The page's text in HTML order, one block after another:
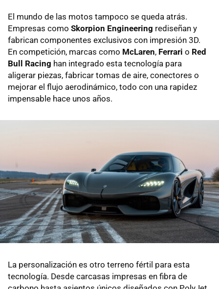
El mundo de las motos tampoco se queda atrás.
Empresas como Skorpion Engineering rediseñan y
fabrican componentes exclusivos con impresión 3D.
En competición, marcas como McLaren, Ferrari o Red
Bull Racing han integrado esta tecnología para
aligerar piezas, fabricar tomas de aire, conectores o
mejorar el flujo aerodinámico, todo con una rapidez
impensable hace unos años.
La personalización es otro terreno fértil para esta
tecnología. Desde carcasas impresas en fibra de